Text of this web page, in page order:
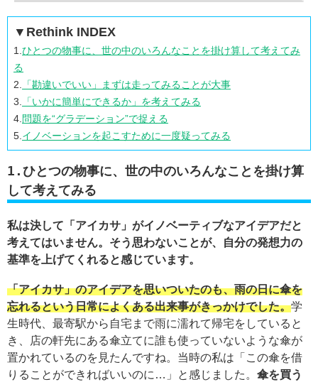
▼Rethink INDEX
1.ひとつの物事に、世の中のいろんなことを掛け算して考えてみ
る
2. 「勘違いでいい」まずは走ってみることが大事
3. 「いかに簡単にできるか」を考えてみる
4.問題を“グラデーション”で捉える
5.イノベーションを起こすために一度疑ってみる
1.ひとつの物事に、世の中のいろんなことを掛け算
して考えてみる
私は決して「アイカサ」がイノベーティブなアイデアだと
考えてはいません。そう思わないことが、自分の発想力の
基準を上げてくれると感じています。
「アイカサ」のアイデアを思いついたのも、雨の日に傘を
忘れるという日常によくある出来事がきっかけでした。学
生時代、最寄駅から自宅まで雨に濡れて帰宅をしていると
き、店の軒先にある傘立てに誰も使っていないような傘が
置かれているのを見たんですね。当時の私は「この傘を借
りることができればいいのに…」と感じました。 傘を買う